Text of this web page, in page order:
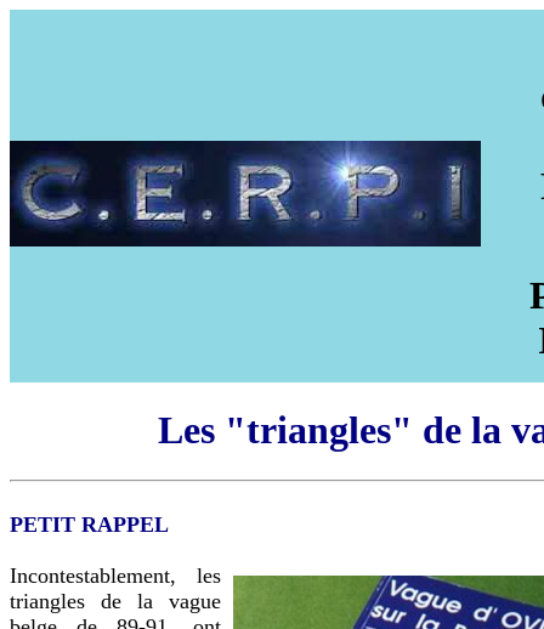
Les "triangles" de la
PETIT RAPPEL
Incontestablement, les
triangles de la vague